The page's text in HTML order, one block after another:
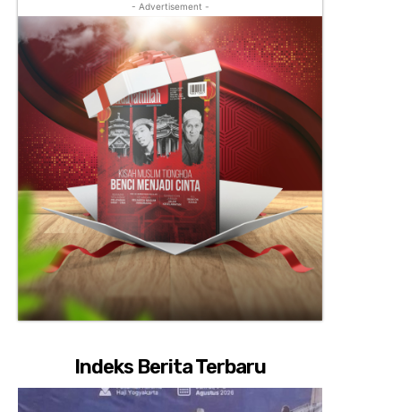
- Advertisement -
Indeks Berita Terbaru